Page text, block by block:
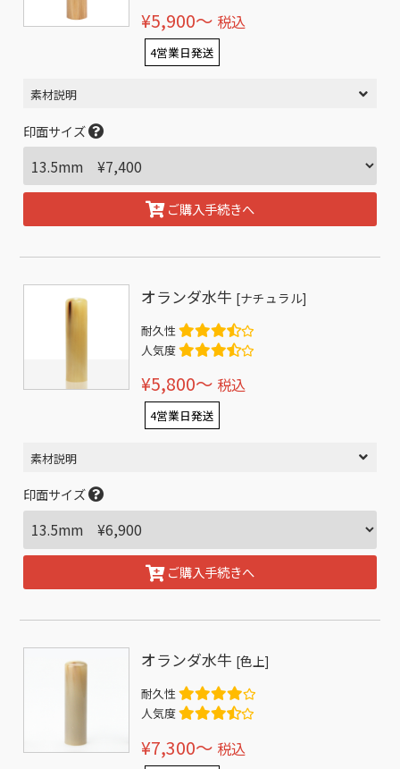
¥5,900〜 税込
4営業日発送
素材説明
印面サイズ
ご購入手続きへ
オランダ水牛 [ナチュラル]
耐久性
人気度
¥5,800〜 税込
4営業日発送
素材説明
印面サイズ
ご購入手続きへ
オランダ水牛 [色上]
耐久性
人気度
¥7,300〜 税込